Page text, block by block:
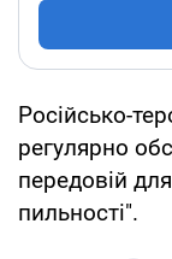
Російсько-
регулярно
передовій
пильності".